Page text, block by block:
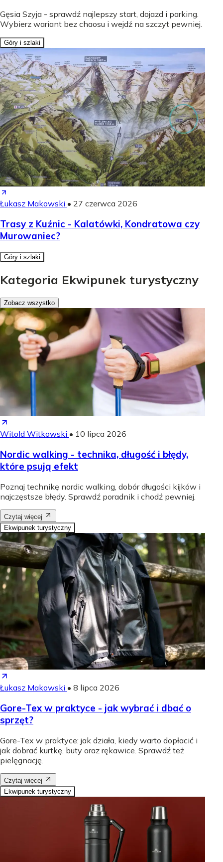
Gęsia Szyja - sprawdź najlepszy start, dojazd i parking.
Wybierz wariant bez chaosu i wejdź na szczyt pewniej.
Góry i szlaki
Łukasz Makowski • 27 czerwca 2026
Trasy z Kuźnic - Kalatówki, Kondratowa czy
Murowaniec?
Góry i szlaki
Kategoria Ekwipunek turystyczny
Zobacz wszystko
Witold Witkowski • 10 lipca 2026
Nordic walking - technika, długość i błędy,
które psują efekt
Poznaj technikę nordic walking, dobór długości kijków i
najczęstsze błędy. Sprawdź poradnik i chodź pewniej.
Czytaj więcej
Ekwipunek turystyczny
Łukasz Makowski • 8 lipca 2026
Gore-Tex w praktyce - jak wybrać i dbać o
sprzęt?
Gore-Tex w praktyce: jak działa, kiedy warto dopłacić i
jak dobrać kurtkę, buty oraz rękawice. Sprawdź też
pielęgnację.
Czytaj więcej
Ekwipunek turystyczny